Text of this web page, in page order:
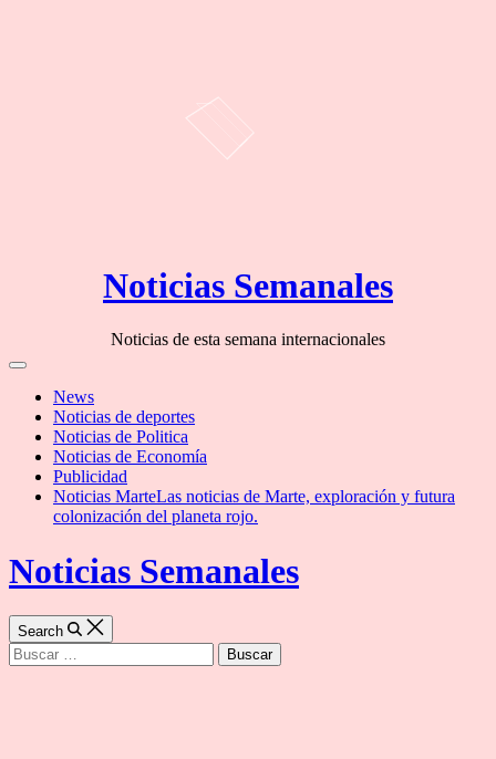
Noticias Semanales
Noticias de esta semana internacionales
Off
CanvasNews
Noticias de deportes
Noticias de Politica
Noticias de Economía
Publicidad
Noticias MarteLas noticias de Marte, exploración y futura
colonización del planeta rojo.
Noticias Semanales
Search
Buscar: